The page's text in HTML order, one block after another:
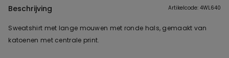
Beschrijving Artikelcode: 4WL640
Sweatshirt met lange mouwen met ronde hals, gemaakt van
katoenen met centrale print.